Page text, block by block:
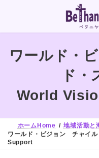
ン
ー
ワールド・
ド
World
ホームHome
地域活動
ワールド・ビジョン チャイ
Support